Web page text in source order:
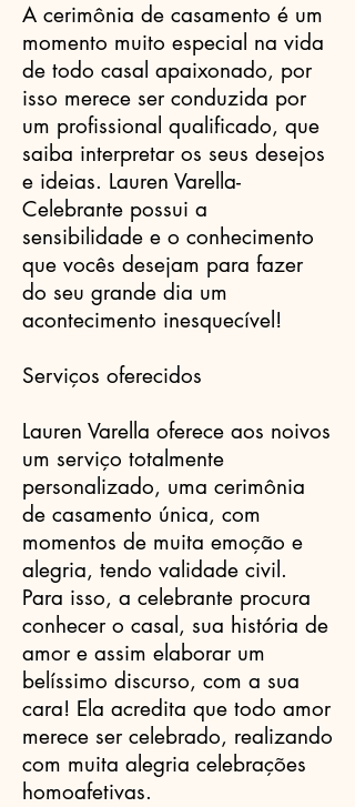
A cerimônia de casamento é um
momento muito especial na vida
de todo casal apaixonado, por
isso merece ser conduzida por
um profissional qualificado, que
saiba interpretar os seus desejos
e ideias. Lauren Varella-
Celebrante possui a
sensibilidade e o conhecimento
que vocês desejam para fazer
do seu grande dia um
acontecimento inesquecível!
Serviços oferecidos
Lauren Varella oferece aos noivos
um serviço totalmente
personalizado, uma cerimônia
de casamento única, com
momentos de muita emoção e
alegria, tendo validade civil.
Para isso, a celebrante procura
conhecer o casal, sua história de
amor e assim elaborar um
belíssimo discurso, com a sua
cara! Ela acredita que todo amor
merece ser celebrado, realizando
com muita alegria celebrações
homoafetivas.